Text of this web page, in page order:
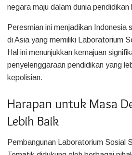
negara maju dalam dunia pendidikan
Peresmian ini menjadikan Indonesia
di Asia yang memiliki Laboratorium
Hal ini menunjukkan kemajuan
penyelenggaraan pendidikan yang
kepolisian.
Harapan untuk Masa
Lebih Baik
Pembangunan Laboratorium Sosial